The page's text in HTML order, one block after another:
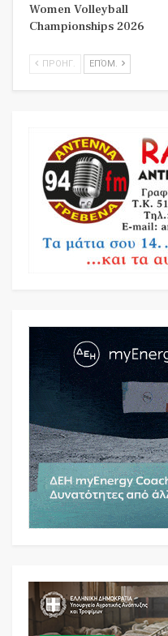
Women Volleyball
Championships 2026
ΠΡΟΗΓ. ΕΠΌΜ.